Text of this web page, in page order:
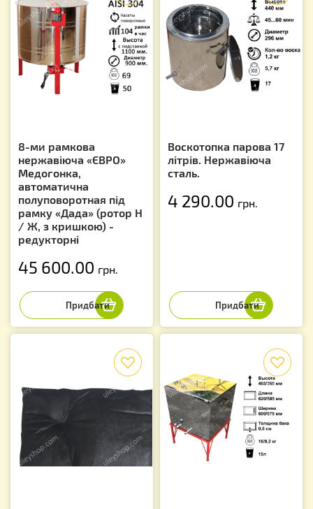
8-ми рамкова
нержавіюча «ЄВРО»
Медогонка,
автоматична
полуповоротная під
рамку «Дада» (ротор Н
/ Ж, з кришкою) -
редукторні
45 600.00 грн.
Воскотопка парова 17
літрів. Нержавіюча
сталь.
4 290.00 грн.